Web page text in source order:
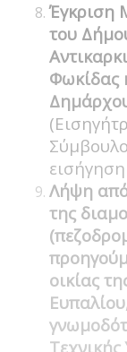
Έγκριση
του
Φωκίδας
Λήψη
της
οικίας